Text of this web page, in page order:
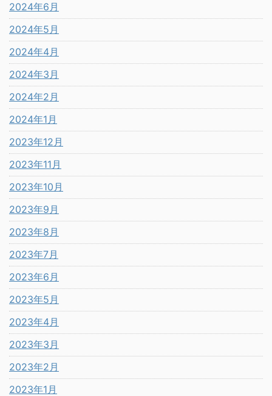
2024年6月
2024年5月
2024年4月
2024年3月
2024年2月
2024年1月
2023年12月
2023年11月
2023年10月
2023年9月
2023年8月
2023年7月
2023年6月
2023年5月
2023年4月
2023年3月
2023年2月
2023年1月